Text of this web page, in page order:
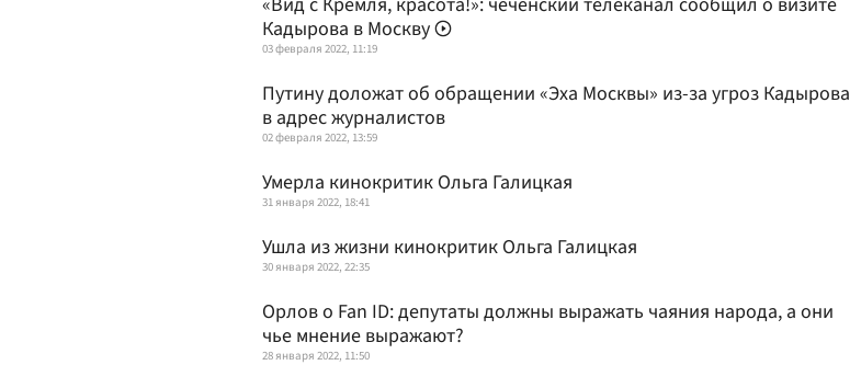
Кадырова в Москву
03 февраля 2022, 11:19
Путину доложат об обращении «Эха Москвы» из-за угроз Кадырова
в адрес журналистов
02 февраля 2022, 13:59
Умерла кинокритик Ольга Галицкая
31 января 2022, 18:41
Ушла из жизни кинокритик Ольга Галицкая
30 января 2022, 22:35
Орлов о Fan ID: депутаты должны выражать чаяния народа, а они
чье мнение выражают?
28 января 2022, 11:50